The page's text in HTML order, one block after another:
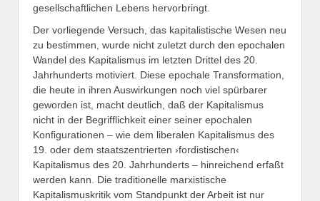
gesellschaftlichen Lebens hervorbringt.
Der vorliegende Versuch, das kapitalistische Wesen neu
zu bestimmen, wurde nicht zuletzt durch den epochalen
Wandel des Kapitalismus im letzten Drittel des 20.
Jahrhunderts motiviert. Diese epochale Transformation,
die heute in ihren Auswirkungen noch viel spürbarer
geworden ist, macht deutlich, daß der Kapitalismus
nicht in der Begrifflichkeit einer seiner epochalen
Konfigurationen – wie dem liberalen Kapitalismus des
19. oder dem staatszentrierten ›fordistischen‹
Kapitalismus des 20. Jahrhunderts – hinreichend erfaßt
werden kann. Die traditionelle marxistische
Kapitalismuskritik vom Standpunkt der Arbeit ist nur